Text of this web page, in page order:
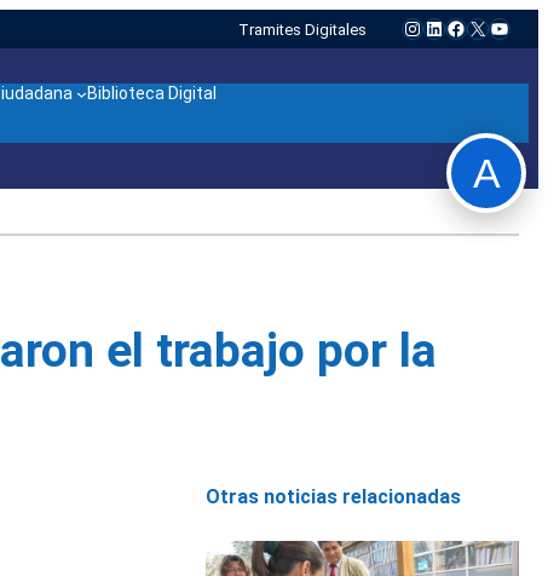
Tramites Digitales Instagram
LinkedIn
Facebook
X
Biblioteca Digital
el trabajo por la
Otras noticias relacionadas
A